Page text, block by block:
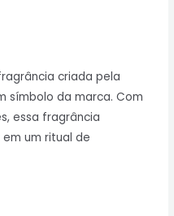
criada pela
símbolo da marca. Com
essa fragrância
um ritual de